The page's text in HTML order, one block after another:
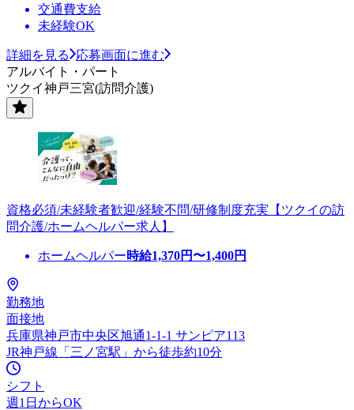
交通費支給
未経験OK
詳細を見る
応募画面に進む
アルバイト・パート
ツクイ神戸三宮(訪問介護)
資格必須/未経験者歓迎/経験不問/研修制度充実【ツクイの訪
問介護/ホームヘルパー求人】
ホームヘルパー時給1,370円〜1,400円
勤務地
面接地
兵庫県神戸市中央区旭通1-1-1 サンピア113
JR神戸線「三ノ宮駅」から徒歩約10分
シフト
週1日からOK